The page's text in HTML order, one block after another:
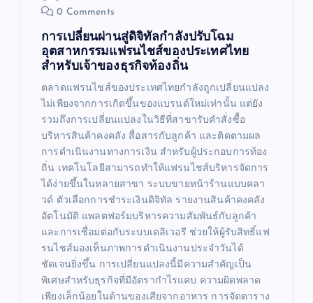
0 Comments
การเปลี่ยนผ่านสู่ดิจิทัลกำลังปรับโฉม
อุตสาหกรรมแฟรนไชส์ของประเทศไทย
สำหรับเจ้าของธุรกิจท้องถิ่น
ตลาดแฟรนไชส์ของประเทศไทยกำลังถูกเปลี่ยนแปลง
ไม่เพียงจากการเกิดขึ้นของแบรนด์ใหม่เท่านั้น แต่ยัง
รวมถึงการเปลี่ยนแปลงในวิธีที่สาขารับคำสั่งซื้อ
บริหารสินค้าคงคลัง สื่อสารกับลูกค้า และติดตามผล
การดำเนินงานทางการเงิน สำหรับผู้ประกอบการท้อง
ถิ่น เทคโนโลยีสามารถทำให้แฟรนไชส์บริหารจัดการ
ได้ง่ายขึ้นในหลายสาขา ระบบขายหน้าร้านแบบคลา
วด์ ตัวเลือกการชำระเงินดิจิทัล รายงานสินค้าคงคลัง
อัตโนมัติ แพลตฟอร์มบริหารความสัมพันธ์กับลูกค้า
และการเชื่อมต่อกับระบบเดลิเวอรี ช่วยให้ผู้รับสิทธิ์แฟ
รนไชส์มองเห็นภาพการดำเนินงานประจำวันได้
ชัดเจนยิ่งขึ้น การเปลี่ยนแปลงนี้มีความสำคัญเป็น
พิเศษสำหรับธุรกิจที่มีอัตรากำไรแคบ ความผิดพลาด
เพียงเล็กน้อยในด้านของเสียจากอาหาร การจัดตาราง